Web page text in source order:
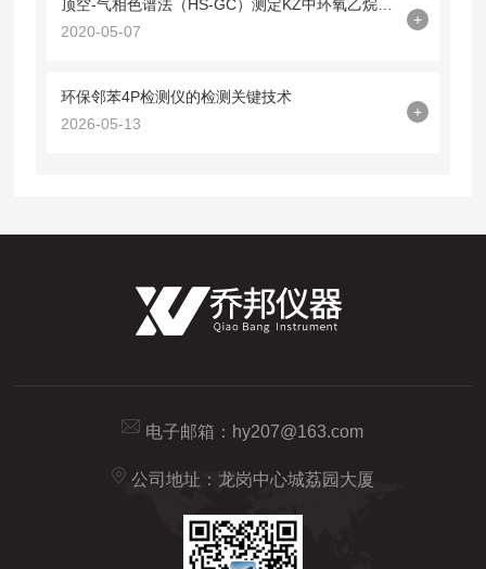
2020-05-07
+
环保邻苯4P检测仪的检测关键技术
2026-05-13
+
电子邮箱： hy207@163.com
公司地址：龙岗中心城荔园大厦